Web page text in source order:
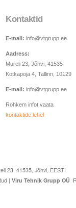
Kontaktid
E-mail: info@vtgrupp.ee
Aadress:
Mureli 23, Jõhvi, 41535
Kotkapoja 4, Tallinn, 10129
E-mail: info@vtgrupp.ee
Rohkem infot vaata
kontaktide lehel
23, 41535, Jõhvi, EESTI
| Viru Tehnik Grupp OÜ